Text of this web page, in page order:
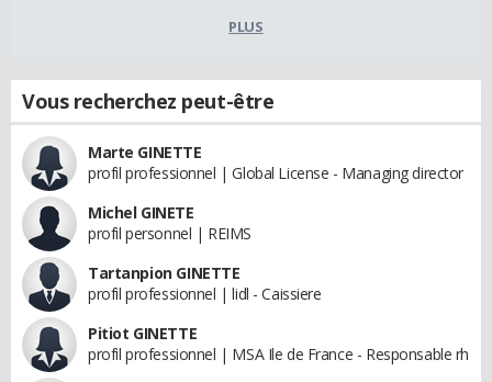
PLUS
Vous recherchez peut-être
Marte GINETTE
profil professionnel | Global License - Managing director
Michel GINETE
profil personnel | REIMS
Tartanpion GINETTE
profil professionnel | lidl - Caissiere
Pitiot GINETTE
profil professionnel | MSA Ile de France - Responsable rh